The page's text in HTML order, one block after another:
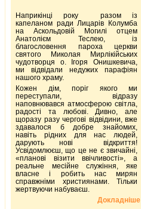
Наприкінці року разом із
капеланом ради Лицарів Колумба
на Аскольдовій Могилі отцем
Анатолієм Теслею, із
благословення пароха церкви
святого Миколая Мирлікійських
чудотворця о. Ігоря Онишкевича,
ми відвідали недужих парафіян
нашого храму.
Кожен дім, поріг якого ми
переступали, відразу
наповнювався атмосферою світла,
радості та любові. Дивно, але
щоразу разу чергові відвідини, вже
здавалося б добре знайомих,
навіть рідних для нас людей,
дарують нові відкриття!
Усвідомлюєш, що це не є звичайні,
«планові візити ввічливості», а
реальне месійне служіння, яке
власне і робить нас мирян
справжніми християнами. Тільки
жертвуючи набуваєш.
Докладніше